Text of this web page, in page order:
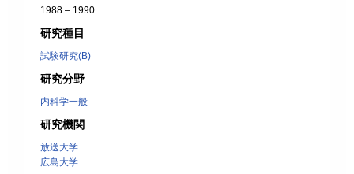
1988 – 1990
研究種目
試験研究(B)
研究分野
内科学一般
研究機関
放送大学
広島大学